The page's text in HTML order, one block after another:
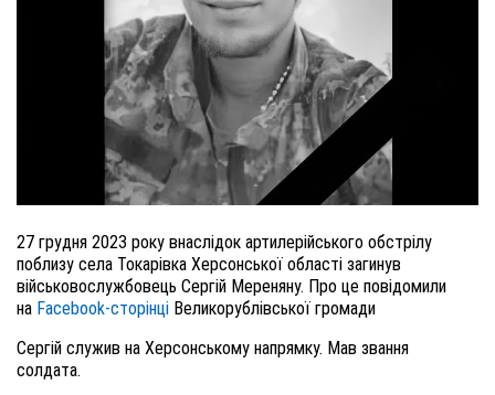
27 грудня 2023 року внаслідок артилерійського обстрілу
поблизу села Токарівка Херсонської області загинув
військовослужбовець Сергій Мереняну. Про це повідомили
на Facebook-сторінці Великорублівської громади
Сергій служив на Херсонському напрямку. Мав звання
солдата.